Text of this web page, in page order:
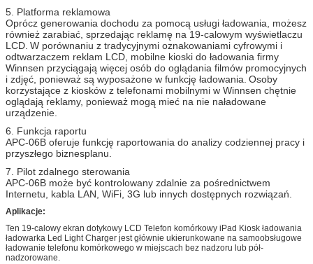
5. Platforma reklamowa
Oprócz generowania dochodu za pomocą usługi ładowania, możesz
również zarabiać, sprzedając reklamę na 19-calowym wyświetlaczu
LCD. W porównaniu z tradycyjnymi oznakowaniami cyfrowymi i
odtwarzaczem reklam LCD, mobilne kioski do ładowania firmy
Winnsen przyciągają więcej osób do oglądania filmów promocyjnych
i zdjęć, ponieważ są wyposażone w funkcję ładowania. Osoby
korzystające z kiosków z telefonami mobilnymi w Winnsen chętnie
oglądają reklamy, ponieważ mogą mieć na nie naładowane
urządzenie.
6. Funkcja raportu
APC-06B oferuje funkcję raportowania do analizy codziennej pracy i
przyszłego biznesplanu.
7. Pilot zdalnego sterowania
APC-06B może być kontrolowany zdalnie za pośrednictwem
Internetu, kabla LAN, WiFi, 3G lub innych dostępnych rozwiązań.
Aplikacje:
Ten 19-calowy ekran dotykowy LCD Telefon komórkowy iPad Kiosk ładowania
ładowarka Led Light Charger jest głównie ukierunkowane na samoobsługowe
ładowanie telefonu komórkowego w miejscach bez nadzoru lub pół-
nadzorowane.